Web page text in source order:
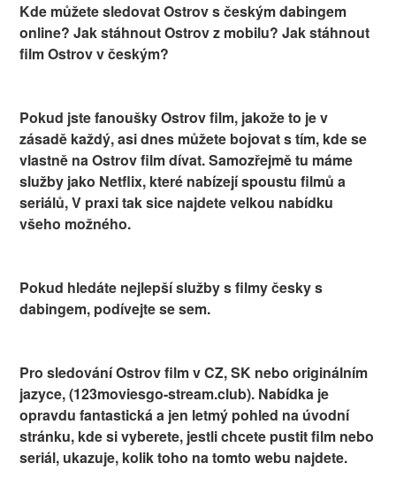
Kde můžete sledovat Ostrov s českým dabingem
online? Jak stáhnout Ostrov z mobilu? Jak stáhnout
film Ostrov v českým?
Pokud jste fanoušky Ostrov film, jakože to je v
zásadě každý, asi dnes můžete bojovat s tím, kde se
vlastně na Ostrov film dívat. Samozřejmě tu máme
služby jako Netflix, které nabízejí spoustu filmů a
seriálů, V praxi tak sice najdete velkou nabídku
všeho možného.
Pokud hledáte nejlepší služby s filmy česky s
dabingem, podívejte se sem.
Pro sledování Ostrov film v CZ, SK nebo originálním
jazyce, (123moviesgo-stream.club). Nabídka je
opravdu fantastická a jen letmý pohled na úvodní
stránku, kde si vyberete, jestli chcete pustit film nebo
seriál, ukazuje, kolik toho na tomto webu najdete.